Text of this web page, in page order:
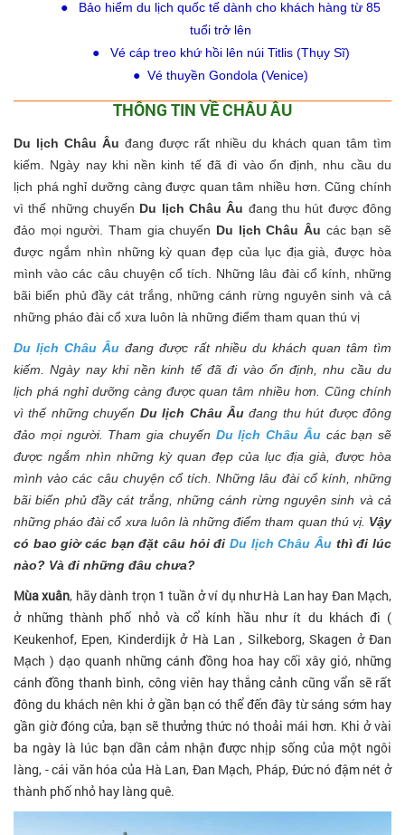
● Bảo hiểm du lịch quốc tế dành cho khách hàng từ 85
tuổi trở lên
● Vé cáp treo khứ hồi lên núi Titlis (Thụy Sĩ)
● Vé thuyền Gondola (Venice)
THÔNG TIN VỀ CHÂU ÂU
Du lịch Châu Âu đang được rất nhiều du khách quan tâm tìm
kiếm.
Ngày nay khi nền kinh tế đã đi vào ổn định, nhu cầu du
lịch phá nghỉ dưỡng càng được quan tâm nhiều hơn. Cũng chính
vì thế những chuyến Du lịch Châu Âu đang thu hút được đông
đảo mọi người. Tham gia chuyến Du lịch Châu Âu các bạn sẽ
được ngắm nhìn những kỳ quan đẹp của lục địa già, được hòa
mình vào các câu chuyện cổ tích. Những lâu đài cổ kính, những
bãi biển phủ đầy cát trắng, những cánh rừng nguyên sinh và cả
những pháo đài cổ xưa luôn là những điểm tham quan thú vị
Du lịch Châu Âu đang được rất nhiều du khách quan tâm tìm
kiếm. Ngày nay khi nền kinh tế đã đi vào ổn định, nhu cầu du
lịch phá nghỉ dưỡng càng được quan tâm nhiều hơn. Cũng chính
vì thế những chuyến Du lịch Châu Âuđang thu hút được đông
đảo mọi người. Tham gia chuyến Du lịch Châu Âucác bạn sẽ
được ngắm nhìn những kỳ quan đẹp của lục địa già, được hòa
mình vào các câu chuyện cổ tích. Những lâu đài cổ kính, những
bãi biển phủ đầy cát trắng, những cánh rừng nguyên sinh và cả
những pháo đài cổ xưa luôn là những điểm tham quan thú vị. Vậy
có bao giờ các bạn đặt câu hỏi đi Du lịch Châu Âu thì đi lúc
nào? Và đi những đâu chưa?
Mùa xuân, hãy dành trọn 1 tuần ở ví dụ như Hà Lan hay Đan Mạch,
ở những thành phố nhỏ và cổ kính hầu như ít du khách đi (
Keukenhof, Epen, Kinderdijk ở Hà Lan , Silkeborg, Skagen ở Đan
Mạch ) dạo quanh những cánh đồng hoa hay cối xây gió, những
cánh đồng thanh bình, công viên hay thắng cảnh cũng vẩn sẽ rất
đông du khách nên khi ở gần bạn có thể đến đây từ sáng sớm hay
gần giờ đóng cửa, bạn sẽ thưởng thức nó thoải mái hơn. Khi ở vài
ba ngày là lúc bạn dần cảm nhận được nhịp sống của một ngôi
làng, - cái văn hóa của Hà Lan, Đan Mạch, Pháp, Đức nó đậm nét ở
thành phố nhỏ hay làng quê.